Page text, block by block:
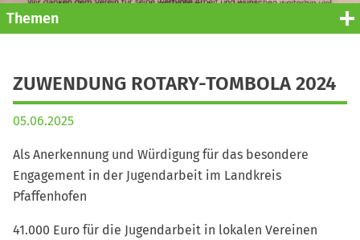
Themen
ZUWENDUNG ROTARY-TOMBOLA 2024
05.06.2025
Als Anerkennung und Würdigung für das besondere
Engagement in der Jugendarbeit im Landkreis
Pfaffenhofen
41.000 Euro für die Jugendarbeit in lokalen Vereinen